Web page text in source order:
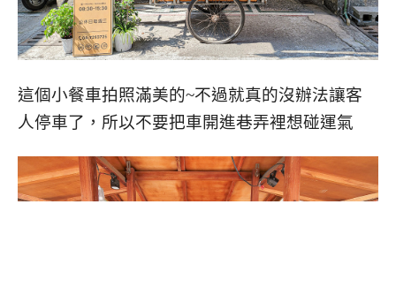
這個小餐車拍照滿美的~不過就真的沒辦法讓客
人停車了，所以不要把車開進巷弄裡想碰運氣